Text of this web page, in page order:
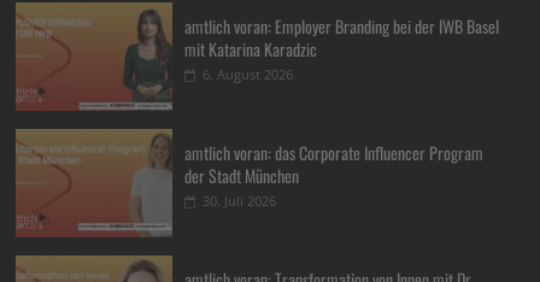
amtlich voran: Employer Branding bei der IWB Basel
mit Katarina Karadzic
6. August 2026
amtlich voran: das Corporate Influencer Program
der Stadt München
30. Juli 2026